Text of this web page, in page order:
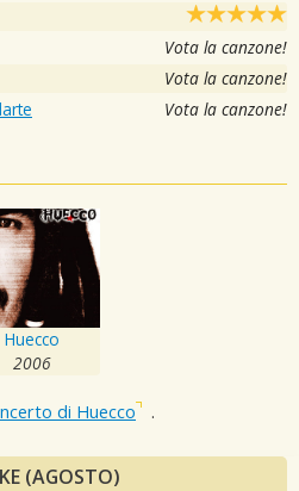
Vota la canzone!
Vota la canzone!
Vota la canzone!
Huecco
2006
di Huecco .
(AGOSTO)